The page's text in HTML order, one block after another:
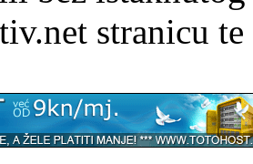
stranicu te